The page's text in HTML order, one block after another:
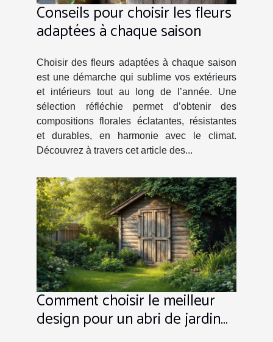
Conseils pour choisir les fleurs
adaptées à chaque saison
Choisir des fleurs adaptées à chaque saison
est une démarche qui sublime vos extérieurs
et intérieurs tout au long de l’année. Une
sélection réfléchie permet d’obtenir des
compositions florales éclatantes, résistantes
et durables, en harmonie avec le climat.
Découvrez à travers cet article des...
Comment choisir le meilleur
design pour un abri de jardin